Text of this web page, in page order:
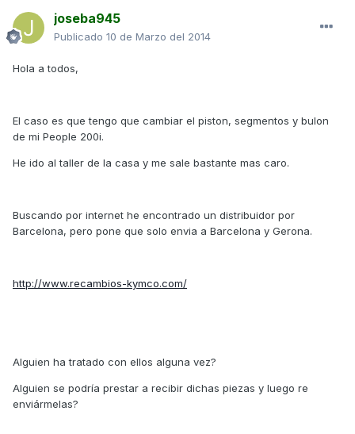
joseba945
Publicado 10 de Marzo del 2014
Hola a todos,
El caso es que tengo que cambiar el piston, segmentos y bulon
de mi People 200i.
He ido al taller de la casa y me sale bastante mas caro.
Buscando por internet he encontrado un distribuidor por
Barcelona, pero pone que solo envia a Barcelona y Gerona.
http://www.recambios-kymco.com/
Alguien ha tratado con ellos alguna vez?
Alguien se podría prestar a recibir dichas piezas y luego re
enviármelas?